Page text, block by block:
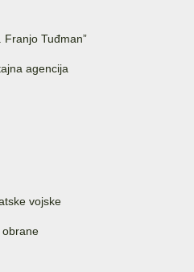
Franjo Tuđman”
agencija
vojske
obrane